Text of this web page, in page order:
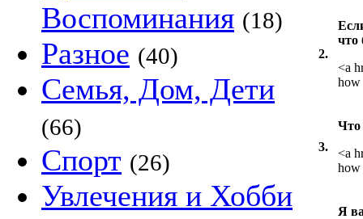
Воспоминания (18)
Разное (40)
Семья, Дом, Дети
(66)
Спорт (26)
Увлечения и Хобби
2.
что
<a
how
3.
Что
<a
how
Я